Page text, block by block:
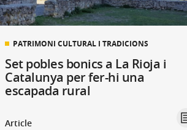
PATRIMONI CULTURAL I TRADICIONS
Set pobles bonics a La Rioja i
Catalunya per fer-hi una
escapada rural
Article